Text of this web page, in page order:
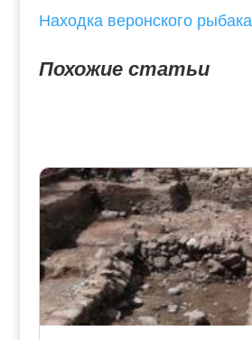
Находка веронского рыбака
Похожие статьи
Археология
История